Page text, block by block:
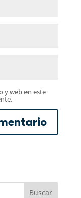
y web en este